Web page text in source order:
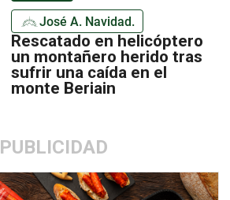
José A. Navidad.
Rescatado en helicóptero
un montañero herido tras
sufrir una caída en el
monte Beriain
PUBLICIDAD